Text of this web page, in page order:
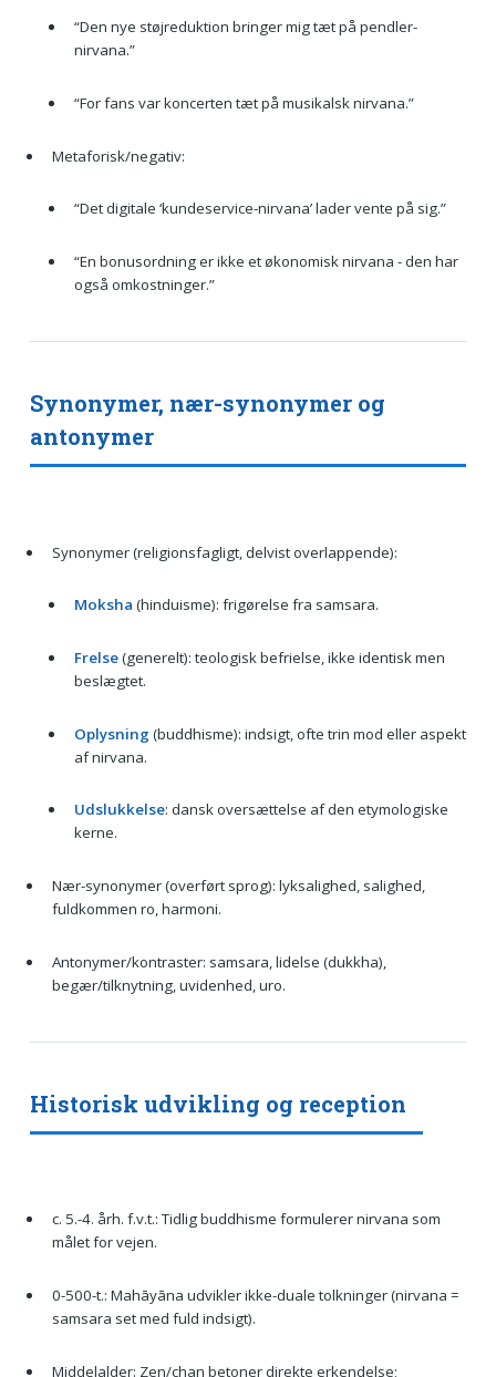
“Den nye støjreduktion bringer mig tæt på pendler-
nirvana.”
“For fans var koncerten tæt på musikalsk nirvana.”
Metaforisk/negativ:
“Det digitale ‘kundeservice-nirvana’ lader vente på sig.”
“En bonusordning er ikke et økonomisk nirvana - den har
også omkostninger.”
Synonymer, nær-synonymer og
antonymer
Synonymer (religionsfagligt, delvist overlappende):
Moksha (hinduisme): frigørelse fra samsara.
Frelse(generelt): teologisk befrielse, ikke identisk men
beslægtet.
Oplysning (buddhisme): indsigt, ofte trin mod eller aspekt
af nirvana.
Udslukkelse: dansk oversættelse af den etymologiske
kerne.
Nær-synonymer (overført sprog): lyksalighed, salighed,
fuldkommen ro, harmoni.
Antonymer/kontraster: samsara, lidelse (dukkha),
begær/tilknytning, uvidenhed, uro.
Historisk udvikling og reception
c. 5.-4. årh. f.v.t.: Tidlig buddhisme formulerer nirvana som
målet for vejen.
0-500-t.: Mahāyāna udvikler ikke-duale tolkninger (nirvana =
samsara set med fuld indsigt).
Middelalder: Zen/chan betoner direkte erkendelse;